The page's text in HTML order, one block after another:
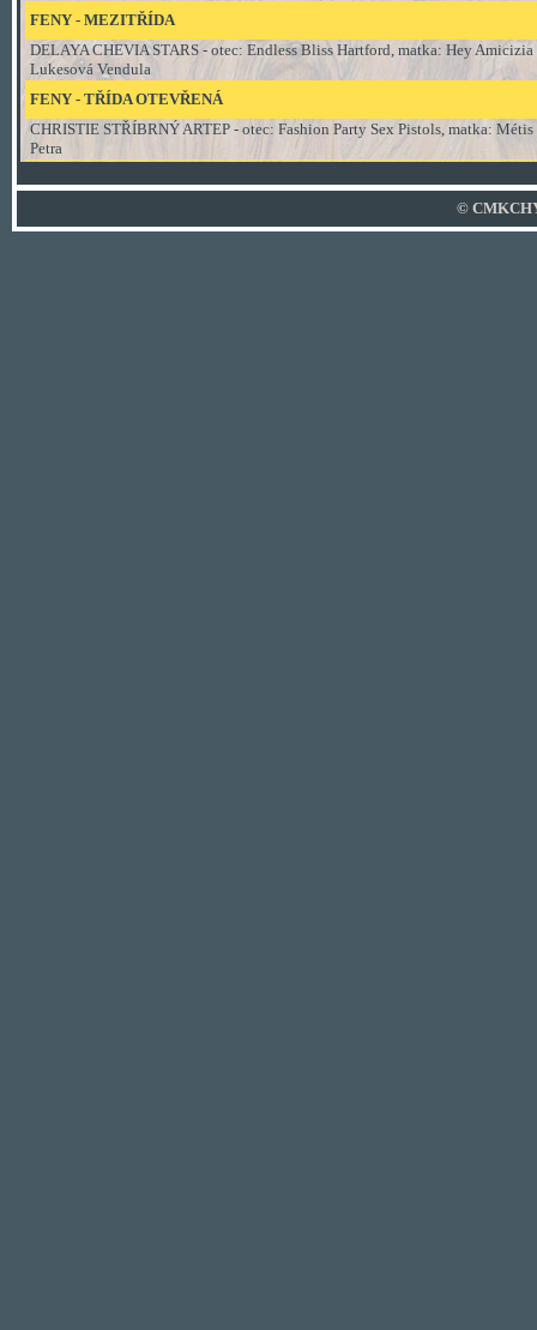
FENY - MEZITŘÍDA
DELAYA CHEVIA STARS - otec: Endless Bliss Hartford, matka: Hey
Lukesová Vendula
FENY - TŘÍDA OTEVŘENÁ
CHRISTIE STŘÍBRNÝ ARTEP - otec: Fashion Party Sex Pistols, matka: Métis
Petra
©